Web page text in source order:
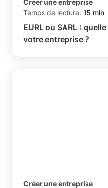
Créer une entreprise
Temps de lecture: 15 min
EURL ou SARL :
votre entreprise ?
Créer une entreprise